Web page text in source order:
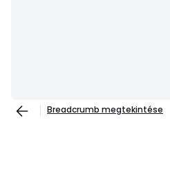
Breadcrumb megtekintése